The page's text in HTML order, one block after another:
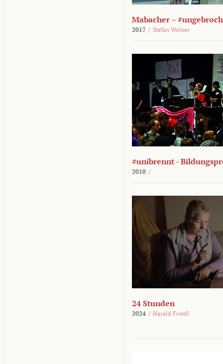
Mabacher –
2017 / Stefan Wolner
#unibrennt -
2010 /
24 Stunden
2024 / Harald Friedl